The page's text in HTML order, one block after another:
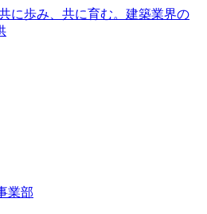
業部